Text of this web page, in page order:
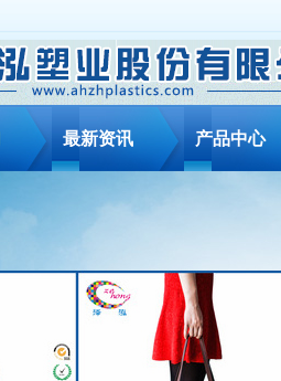
最新资讯 产品中心